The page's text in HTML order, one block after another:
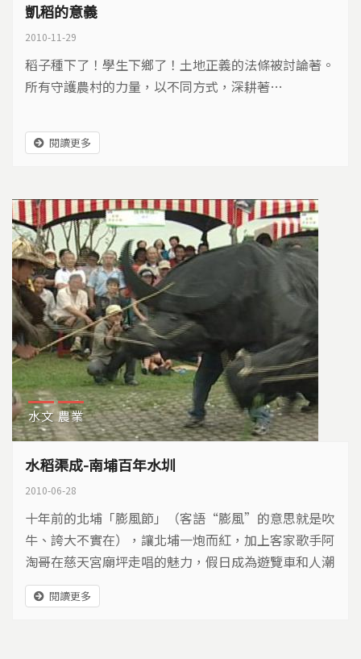
凱稻的意義
2010-11-29
稻子種下了！學生下鄉了！土地正義的法條被討論著。
所有守護農村的力量，以不同方式，深耕著…
閱讀更多
水文 農業
水稻渠成-南埔百年水圳
2010-06-28
十年前的北埔「膨風節」（客語“膨風”的意思就是吹
牛、誇大不實在），讓北埔一炮而紅，加上客家歌手阿
淘哥在慈天宮廟坪走唱的魅力，假日成為遊覽車和人潮
聚集所在。
閱讀更多